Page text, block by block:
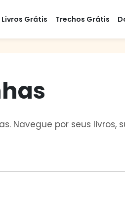
Livros Grátis Trechos Grátis
Navegue por seus